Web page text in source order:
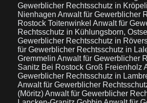
Gewerblicher Rechtsschutz in
Nienhagen Anwalt für Gewerblicher
Rostock Toitenwinkel Anwalt für
Rechtsschutz in Kühlungsborn,
Gewerblicher Rechtsschutz in
für Gewerblicher Rechtsschutz in
Gremmelin Anwalt für Gewerblicher
Sanitz Bei Rostock Groß Freienholz
Gewerblicher Rechtsschutz in
Anwalt für Gewerblicher
(Möritz)Anwalt für Gewerblicher